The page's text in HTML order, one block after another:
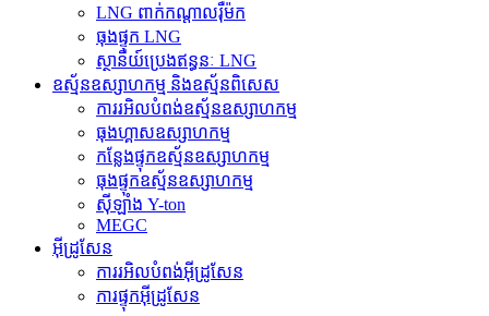
LNG ពាក់កណ្តាលរ៉ឺម៉ក
ធុងផ្ទុក LNG
ស្ថានីយ៍ប្រេងឥន្ធនៈ LNG
ឧស្ម័នឧស្សាហកម្ម និងឧស្ម័នពិសេស
ការរអិលបំពង់ឧស្ម័នឧស្សាហកម្ម
ធុងហ្គាសឧស្សាហកម្ម
កន្លែងផ្ទុកឧស្ម័នឧស្សាហកម្ម
ធុងផ្ទុកឧស្ម័នឧស្សាហកម្ម
ស៊ីឡាំង Y-ton
MEGC
អ៊ីដ្រូសែន
ការរអិលបំពង់អ៊ីដ្រូសែន
ការផ្ទុកអ៊ីដ្រូសែន